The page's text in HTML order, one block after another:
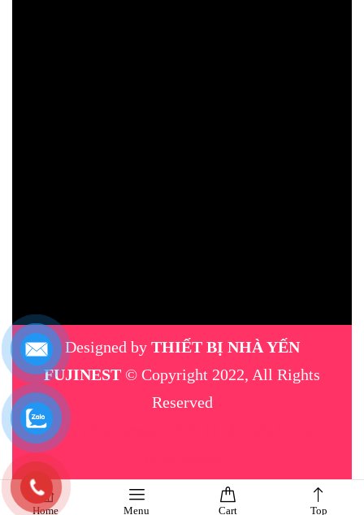
Home Menu Cart Top
Designed by THIẾT BỊ NHÀ YẾN
FUJINEST © Copyright 2022, All Rights
Reserved
máy phun sương